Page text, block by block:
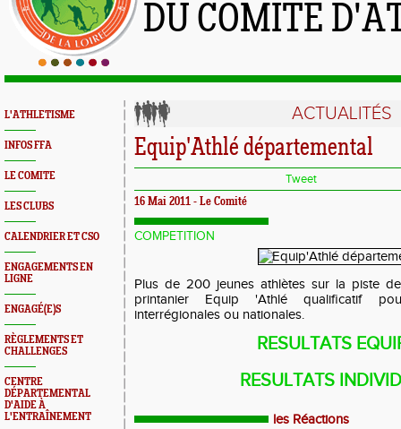
DU COMITÉ
L'ATHLETISME
INFOS FFA
LE COMITE
LES CLUBS
CALENDRIER ET CSO
ENGAGEMENTS EN
LIGNE
ENGAGÉ(E)S
RÈGLEMENTS ET
CHALLENGES
CENTRE
DÉPARTEMENTAL
D'AIDE À
L'ENTRAÎNEMENT
ACTUALITÉS
Equip'Athlé départemental
Tweet
16 Mai 2011 - Le Comité
COMPETITION
Plus de 200 jeunes athlètes sur la piste
printanier Equip 'Athlé qualificatif
interrégionales ou nationales.
RESULTATS
RESULTATS
les Réactions